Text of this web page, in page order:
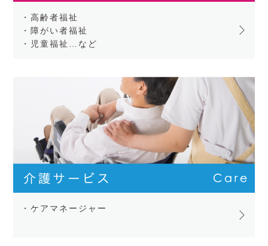
・高齢者福祉
・障がい者福祉
・児童福祉…など
・ケアマネージャー